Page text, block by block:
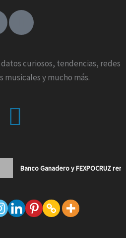
Y
u
u
b
curiosos, tendencias, redes
musicales y mucho más.
Menu
Banco Ganadero y FEXPOCRUZ